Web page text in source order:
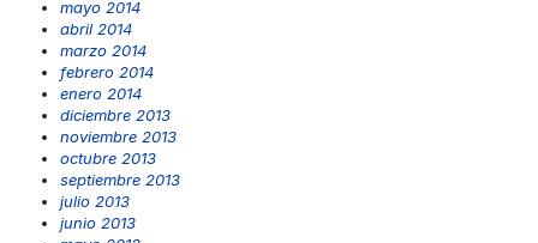
mayo 2014
abril 2014
marzo 2014
febrero 2014
enero 2014
diciembre 2013
noviembre 2013
octubre 2013
septiembre 2013
julio 2013
junio 2013